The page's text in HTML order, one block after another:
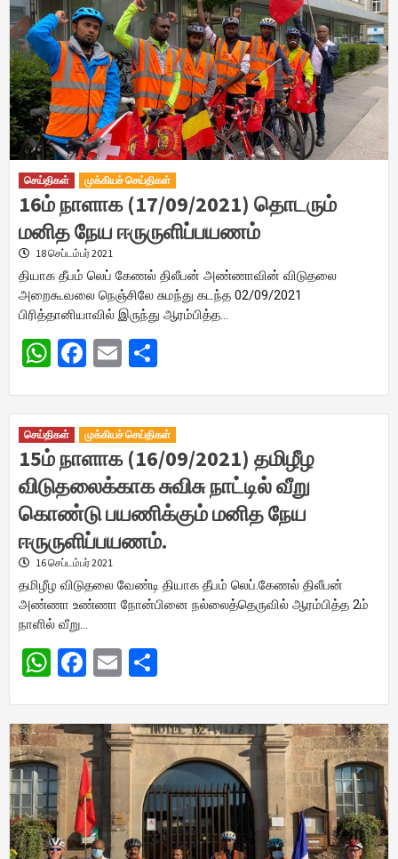
செய்திகள் முக்கியச் செய்திகள்
16ம் நாளாக (17/09/2021) தொடரும்
மனித நேய ஈருருளிப்பயணம்
18 செப்டம்பர் 2021
தியாக தீபம் லெப் கேணல் திலீபன் அண்ணாவின் விடுதலை
அறைகூவலை நெஞ்சிலே சுமந்து கடந்த 02/09/2021
பிரித்தானியாவில் இருந்து ஆரம்பித்த…
WhatsApp
Facebook
Email
செய்திகள் முக்கியச் செய்திகள்
15ம் நாளாக (16/09/2021) தமிழீழ
விடுதலைக்காக சுவிசு நாட்டில் வீறு
கொண்டு பயணிக்கும் மனித நேய
ஈருருளிப்பயணம்.
16 செப்டம்பர் 2021
தமிழீழ விடுதலை வேண்டி தியாக தீபம் லெப்.கேணல் திலீபன்
அண்ணா உண்ணா நோன்பினை நல்லைத்தெருவில் ஆரம்பித்த 2ம்
நாளில் வீறு…
WhatsApp
Facebook
Email